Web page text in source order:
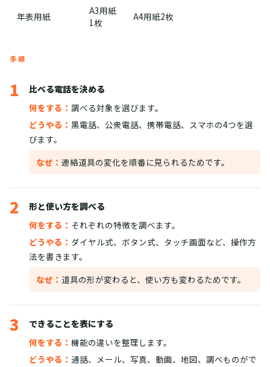
年表用紙
A3用紙
1枚
A4用紙2枚
手順
1
比べる電話を決める
何をする： 調べる対象を選びます。
どうやる： 黒電話、公衆電話、携帯電話、スマホの4つを選
びます。
なぜ： 連絡道具の変化を順番に見られるためです。
2
形と使い方を調べる
何をする： それぞれの特徴を調べます。
どうやる： ダイヤル式、ボタン式、タッチ画面など、操作方
法を書きます。
なぜ： 道具の形が変わると、使い方も変わるためです。
3
できることを表にする
何をする： 機能の違いを整理します。
どうやる： 通話、メール、写真、動画、地図、調べものがで